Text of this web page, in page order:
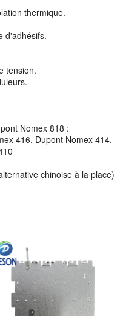
thermique.
d'adhésifs.
tension.
Nomex 818 :
416, Dupont Nomex 414,
chinoise à la place)